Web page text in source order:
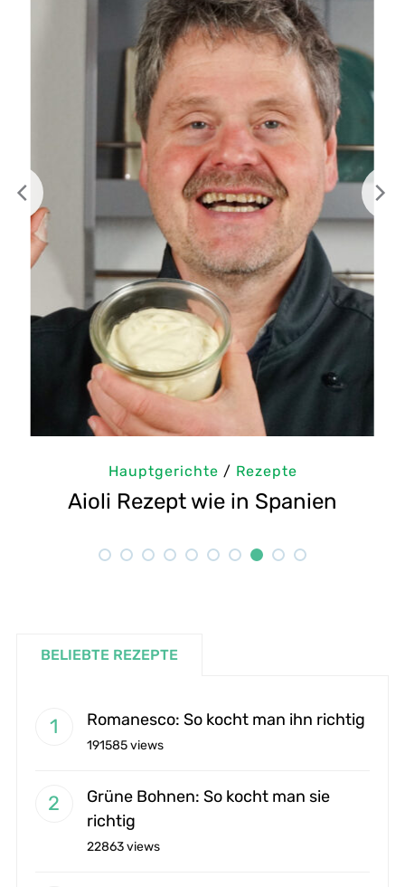
Backen/Hauptgerichte/
Genussvolles Tomaten-Tarte
BELIEBTE REZEPTE
Romanesco: So kocht man ihn richtig
191585 views
Grüne Bohnen: So kocht man sie
richtig
22863 views